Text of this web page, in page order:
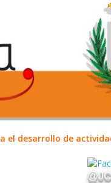
el desarrollo de